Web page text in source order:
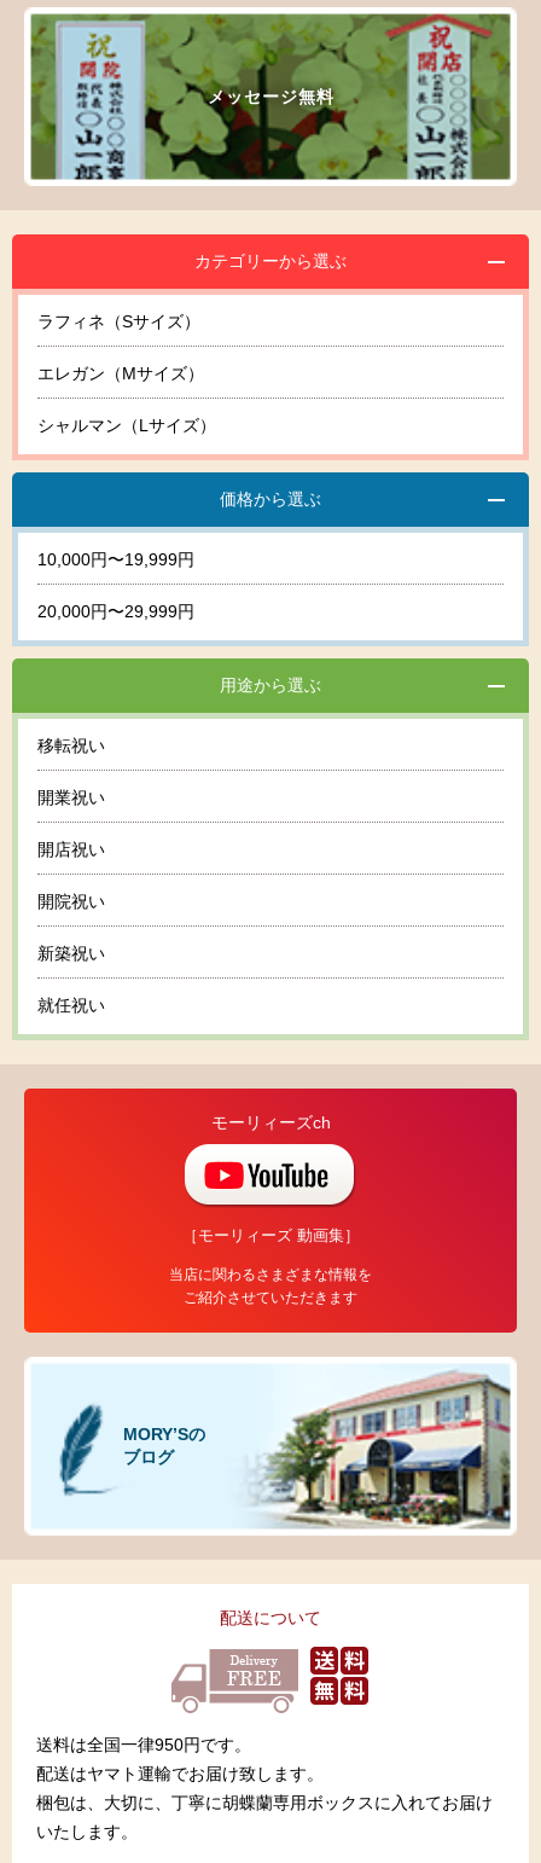
メッセージ無料
カテゴリーから選ぶ
ラフィネ（Sサイズ）
エレガン（Mサイズ）
シャルマン（Lサイズ）
価格から選ぶ
10,000円〜19,999円
20,000円〜29,999円
用途から選ぶ
移転祝い
開業祝い
開店祝い
開院祝い
新築祝い
就任祝い
モーリィーズch
［モーリィーズ 動画集］
当店に関わるさまざまな情報を
ご紹介させていただきます
MORY’Sの
ブログ
配送について
送料は全国一律950円です。
配送はヤマト運輸でお届け致します。
梱包は、大切に、丁寧に胡蝶蘭専用ボックスに入れてお届け
いたします。